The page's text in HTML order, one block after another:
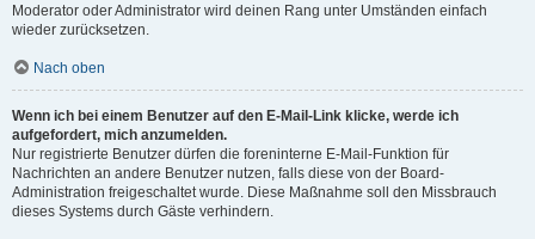
Moderator oder Administrator wird deinen Rang unter Umständen einfach
wieder zurücksetzen.
Nach oben
Wenn ich bei einem Benutzer auf den E-Mail-Link klicke, werde ich
aufgefordert, mich anzumelden.
Nur registrierte Benutzer dürfen die foreninterne E-Mail-Funktion für
Nachrichten an andere Benutzer nutzen, falls diese von der Board-
Administration freigeschaltet wurde. Diese Maßnahme soll den Missbrauch
dieses Systems durch Gäste verhindern.